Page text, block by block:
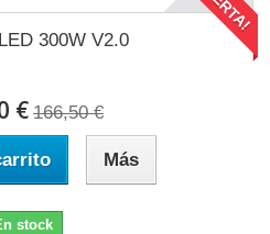
300W V2.0
€ 166,50 €
Más
stock